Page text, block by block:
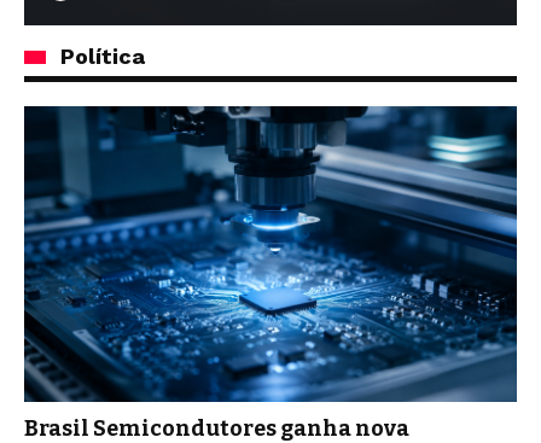
Política
Brasil Semicondutores ganha nova